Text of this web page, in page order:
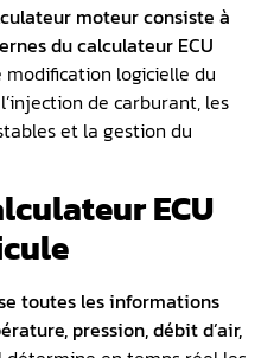
moteurconsiste à
du calculateur ECU
modification logicielle du
de carburant, les
et la gestion du
ECU
toutes les informations
pression, débit d’air,